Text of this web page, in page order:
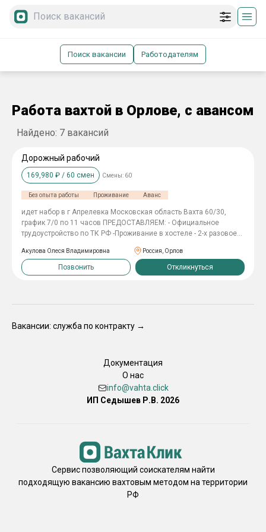
Поиск вакансии Работодателям
Работа вахтой в Орлове, с авансом
Найдено: 7 вакансий
Дорожный рабочий
169,980 ₽ / 60 смен Смены: 60
Без опыта работы Проживание Аванс
идет набор в г Апрелевка Московская область Вахта 60/30,
график 7/0 по 11 часов ПРЕДОСТАВЛЯЕМ: - Официальное
трудоустройство по ТК РФ -Проживание в хостеле - 2-х разовое
вахту и с вахты (компенсация 4000 рублей) -Выплаты два раза в
месяц
Акулова Олеся Владимировна Россия, Орлов
Позвонить Откликнуться
Вакансии: служба по контракту →
Документация
О нас
info@vahta.click
ИП Седышев Р.В. 2026
Сервис позволяющий соискателям найти
подходящую вакансию вахтовым методом на территории
РФ